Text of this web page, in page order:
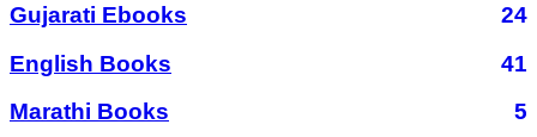
Gujarati Ebooks
24
English Books
41
Marathi Books
5